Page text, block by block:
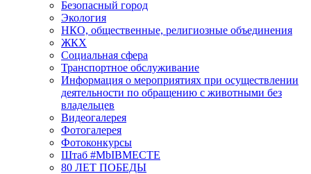
Безопасный город
Экология
НКО, общественные, религиозные объединения
ЖКХ
Социальная сфера
Транспортное обслуживание
Информация о мероприятиях при осуществлении
деятельности по обращению с животными без
владельцев
Видеогалерея
Фотогалерея
Фотоконкурсы
Штаб #MbIBMECTE
80 ЛЕТ ПОБЕДЫ